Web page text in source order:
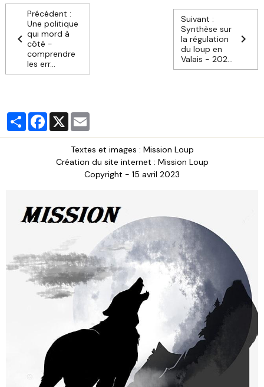
Précédent :
Une politique
qui mord à
côté -
comprendre
les err...
Suivant :
Synthèse sur
la régulation
du loup en
Valais - 202...
PartagerFacebook
X
Textes et images : Mission Loup
Création du site internet : Mission Loup
Copyright - 15 avril 2023